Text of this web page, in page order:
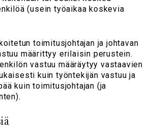
(usein työaikaa koskevia
toimitusjohtajan ja johtavan
määrittyy erilaisin perustein.
vastuu määräytyy vastaavien
kuin työntekijän vastuu ja
kuin toimitusjohtajan (ja